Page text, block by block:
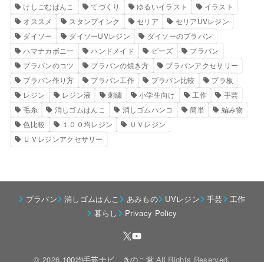
けしごむはんこ
てづくり ゆるいイラスト
イラスト
オススメ
スタンプインク セリア
セリアUVレジン
ダイソー
ダイソーUVレジン
ダイソーのプラバン
ハマナカボニー
ハンドメイド ビーズ
プラバン
プラバンのコツ
プラバンの焼き方
プラバンアクセサリー
プラバン作り方
プラバン工作 プラバン比較
プラ板
レジン
レジン液 刺繍 小学生向け 工作
手芸
毛糸
消しゴムはんこ 消しゴムハンコ 簡単
編み物
色比較
１００均レジン
ＵＶレジン
ＵＶレジンアクセサリー
プラバン 消しゴムはんこ あみもの UVレジン 手芸
工作
暮らし
Privacy Policy
© 2026 100均手芸ナビ きのこ堂All Rights Reserved.